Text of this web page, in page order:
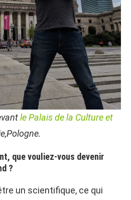
le Palais de la Culture et
que vouliez-vous devenir
?
un scientifique, ce qui